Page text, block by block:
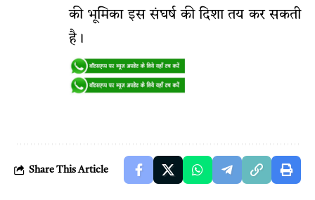
की भूमिका इस संघर्ष की दिशा तय कर सकती
है।
Share This Article